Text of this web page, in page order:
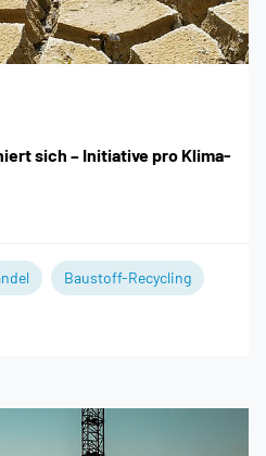
sich – Initiative pro Klima-
Baustoff-Recycling